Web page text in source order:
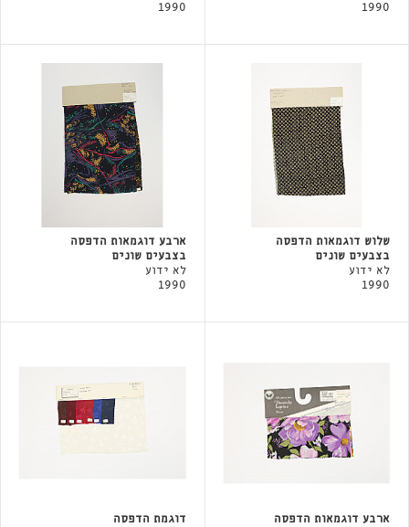
1990
1990
שלוש דוגמאות הדפסה
בצבעים שונים
לא ידוע
1990
ארבע דוגמאות הדפסה
בצבעים שונים
לא ידוע
1990
ארבע דוגמאות הדפסה
דוגמת הדפסה